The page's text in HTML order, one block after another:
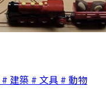
# 建築 # 文具 # 動物